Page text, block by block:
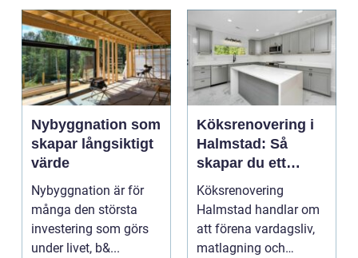
Nybyggnation som
skapar långsiktigt
värde
Nybyggnation är för
många den största
investering som görs
under livet, b&...
Köksrenovering i
Halmstad: Så
skapar du ett
funktionellt och
trivsamt kök
Köksrenovering
Halmstad handlar om
att förena vardagsliv,
matlagning och